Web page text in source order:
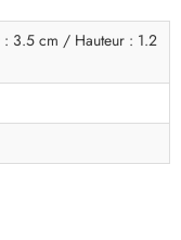
3.5 cm / Hauteur : 1.2